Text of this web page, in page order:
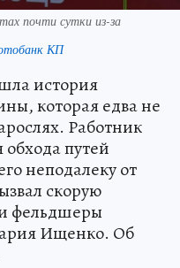
почти сутки из-за
КП
история
которая едва не
Работник
путей
неподалеку от
скорую
фельдшеры
Ищенко. Об